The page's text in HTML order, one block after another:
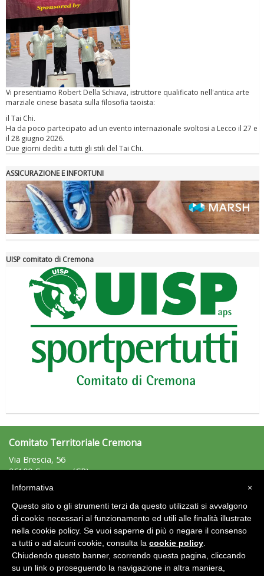
Ddl Lobby, Uisp: “Il Parlamento valorizzi le nostre specificità"
La formazione Uisp rallenta ma prosegue anche in estate
Vi presentiamo Robert Della Schiava, istruttore qualificato nell'antica arte
marziale cinese basata sulla filosofia taoista:
il Tai Chi.
Ha da poco partecipato ad un evento internazionale svoltosi a Lecco il 27 e
il 28 giugno 2026.
Due giorni dediti a tutti gli stili del Tai Chi.
ASSICURAZIONE E INFORTUNI
UISP comitato di Cremona
Comitato Territoriale Cremona
Via Brescia, 56
26100 Cremona (CR)
Tel: 0372/451851 - Fax:
C.F.: 93009730198
Area Riservata 2.0
×
Informativa
Questo sito o gli strumenti terzi da questo utilizzati si avvalgono
di cookie necessari al funzionamento ed utili alle finalità illustrate
nella cookie policy. Se vuoi saperne di più o negare il consenso
a tutti o ad alcuni cookie, consulta la cookie policy
Chiudendo questo banner, scorrendo questa pagina, cliccando
su un link o proseguendo la navigazione in altra maniera,